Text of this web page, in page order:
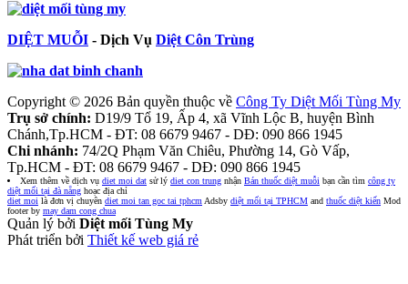
DIỆT MUỖI - Dịch Vụ Diệt Côn Trùng
Copyright © 2026 Bản quyền thuộc về Công Ty Diệt Mối Tùng My
Trụ sở chính: D19/9 Tổ 19, Ấp 4, xã Vĩnh Lộc B, huyện Bình
Chánh,Tp.HCM - ĐT: 08 6679 9467 - DĐ: 090 866 1945
Chi nhánh: 74/2Q Phạm Văn Chiêu, Phường 14, Gò Vấp,
Tp.HCM - ĐT: 08 6679 9467 - DĐ: 090 866 1945
Xem thêm về dịch vụ diet moi dat sử lý diet con trung nhận Bán thuốc diệt muỗi bạn cần tìm công ty
diệt mối tại đà nẵng hoạc địa chỉ
diet moi là đơn vị chuyên diet moi tan goc tai tphcmAdsby diệt mối tại TPHCM and thuốc diệt kiến Mod
footer by may dam cong chua
Quản lý bởi Diệt mối Tùng My
Phát triển bởi Thiết kế web giá rẻ